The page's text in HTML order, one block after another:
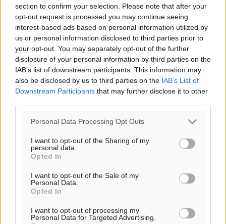
section to confirm your selection. Please note that after your
opt-out request is processed you may continue seeing
interest-based ads based on personal information utilized by
us or personal information disclosed to third parties prior to
your opt-out. You may separately opt-out of the further
disclosure of your personal information by third parties on the
IAB’s list of downstream participants. This information may
also be disclosed by us to third parties on the IAB’s List of
Downstream Participants that may further disclose it to other
Personal Data Processing Opt Outs
I want to opt-out of the Sharing of my
personal data.
Opted In
I want to opt-out of the Sale of my
Personal Data.
Opted In
I want to opt-out of processing my
Personal Data for Targeted Advertising.
Ροή ειδήσεων
Ενίσχυση των υπηρεσιών υγείας στο αεροδρόμιο της
Ρόδου: «Η πολιτική βούληση είναι η ενίσχυση, όχι η
αφαίρεση»
Τοπικές Ειδήσεις• πριν 1 λεπτό
Αρνείται τα πάντα ο 53χρονος φερόμενος ως λογιστής
καταγγελλόντων
Τοπικές Ειδήσεις
Δήμος Ρόδου: Επήλθε συμβιβασμός με την οικογένεια
του θύματος του σοκαριστικού θανατηφόρου
τροχαίου του 2014
Ρεπορτάζ• πριν 7 λεπτά